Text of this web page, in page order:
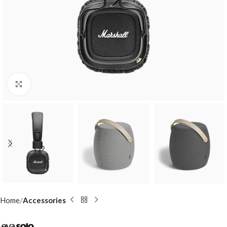
Home Accessories